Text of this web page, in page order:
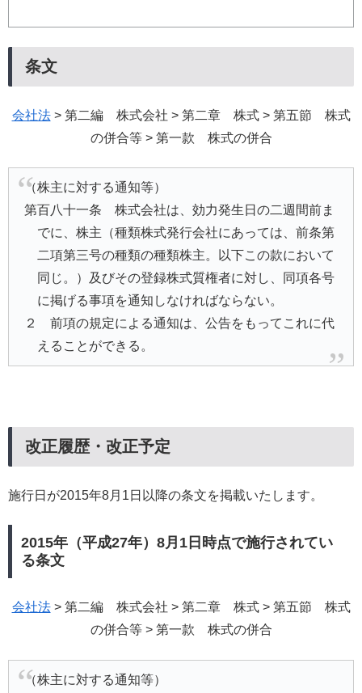
条文
会社法> 第二編 株式会社 > 第二章 株式 > 第五節 株式
の併合等 > 第一款 株式の併合
（株主に対する通知等）
第百八十一条 株式会社は、効力発生日の二週間前ま
でに、株主（種類株式発行会社にあっては、前条第
二項第三号の種類の種類株主。以下この款において
同じ。）及びその登録株式質権者に対し、同項各号
に掲げる事項を通知しなければならない。
２ 前項の規定による通知は、公告をもってこれに代
えることができる。
改正履歴・改正予定
施行日が2015年8月1日以降の条文を掲載いたします。
2015年（平成27年）8月1日時点で施行されてい
る条文
会社法> 第二編 株式会社 > 第二章 株式 > 第五節 株式
の併合等 > 第一款 株式の併合
（株主に対する通知等）